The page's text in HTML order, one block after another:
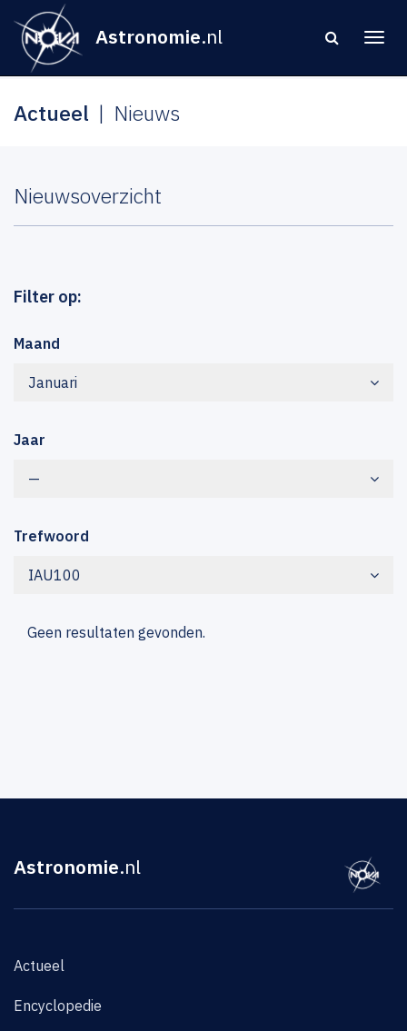
Astronomie.nl
Actueel Nieuws
Nieuwsoverzicht
Filter op:
Maand
Januari
Jaar
—
Trefwoord
IAU100
Geen resultaten gevonden.
Astronomie.nl
Actueel
Encyclopedie